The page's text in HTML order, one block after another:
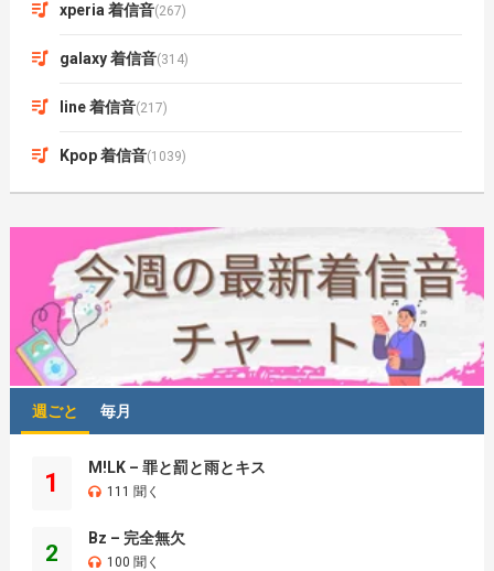
xperia 着信音(267)
galaxy 着信音(314)
line 着信音(217)
Kpop 着信音(1039)
週ごと 毎月
1
M!LK – 罪と罰と雨とキス
111 聞く
2
Bz – 完全無欠
100 聞く